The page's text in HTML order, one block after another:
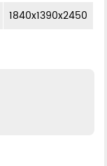
1840x1390x2450